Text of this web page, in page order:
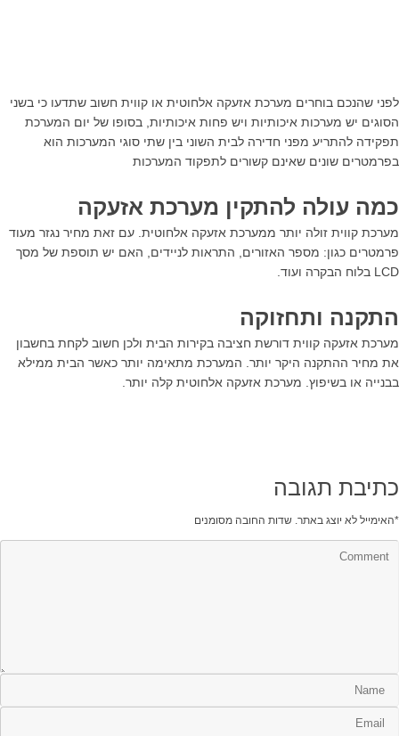
לפני שהנכם בוחרים מערכת אזעקה אלחוטית או קווית חשוב שתדעו כי בשני
הסוגים יש מערכות איכותיות ויש פחות איכותיות, בסופו של יום המערכת
תפקידה להתריע מפני חדירה לבית השוני בין שתי סוגי המערכות הוא
בפרמטרים שונים שאינם קשורים לתפקוד המערכות
כמה עולה להתקין מערכת אזעקה
מערכת קווית זולה יותר ממערכת אזעקה אלחוטית. עם זאת מחיר נגזר מעוד
פרמטרים כגון: מספר האזורים, התראות לניידים, האם יש תוספת של מסך
LCD בלוח הבקרה ועוד.
התקנה ותחזוקה
מערכת אזעקה קווית דורשת חציבה בקירות הבית ולכן חשוב לקחת בחשבון
את מחיר ההתקנה היקר יותר. המערכת מתאימה יותר כאשר הבית ממילא
בבנייה או בשיפוץ. מערכת אזעקה אלחוטית קלה יותר.
כתיבת תגובה
האימייל לא יוצג באתר. שדות החובה מסומנים *